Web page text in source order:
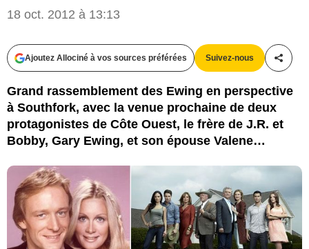
18 oct. 2012 à 13:13
Ajoutez Allociné à vos sources préférées Suivez-nous
Grand rassemblement des Ewing en perspective
à Southfork, avec la venue prochaine de deux
protagonistes de Côte Ouest, le frère de J.R. et
Bobby, Gary Ewing, et son épouse Valene…